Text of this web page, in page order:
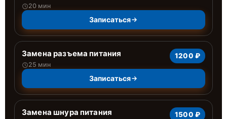
20 мин
Записаться
Замена разъема питания
25 мин
1200 ₽
Записаться
Замена шнура питания 1500 ₽